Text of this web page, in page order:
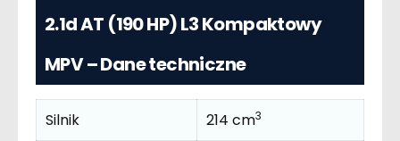
2.1d AT (190 HP) L3 Kompaktowy
MPV – Dane techniczne
Silnik 214 cm3